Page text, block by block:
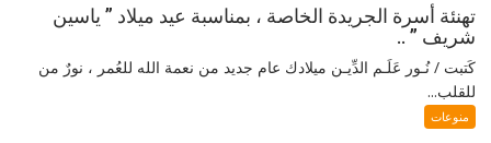
تهنئة أسرة الجريدة الخاصة ، بمناسبة عيد ميلاد ” ياسين
شريف ” ..
كَتبت / نُـور عَلَـم الدِّيـن ميلادك عام جديد من نعمة الله للعُمر ، نورٌ من
للقلب...
منوعات